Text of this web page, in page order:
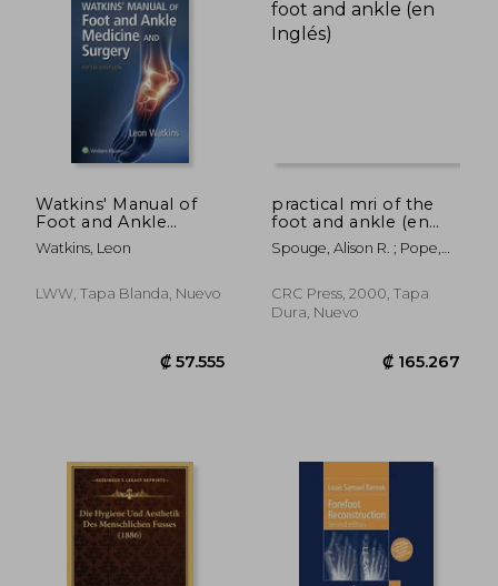
Watkins' Manual of
Foot and Ankle
Medicine and Surgery
(en Inglés)
Watkins, Leon
LWW, Tapa Blanda, Nuevo
practical mri of the
foot and ankle (en
Inglés)
Spouge, Alison R. ; Pope,
CRC Press, 2000, Tapa
Dura, Nuevo